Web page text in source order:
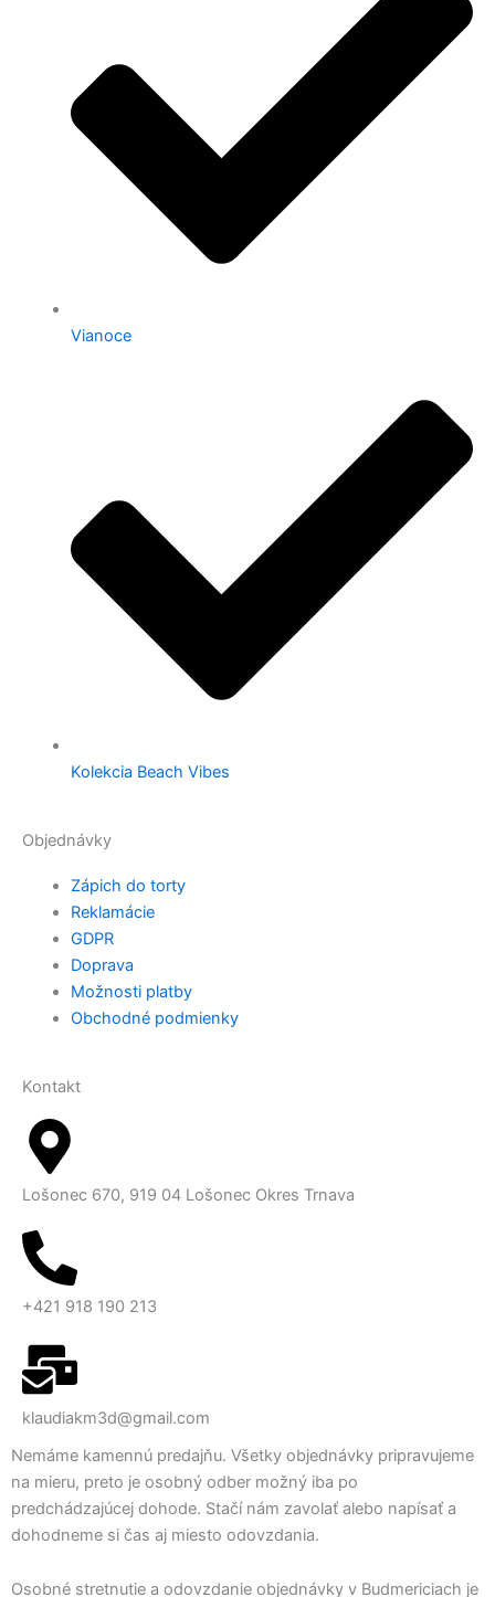
Vianoce
Kolekcia Beach Vibes
Objednávky
Zápich do torty
Reklamácie
GDPR
Doprava
Možnosti platby
Obchodné podmienky
Kontakt
Lošonec 670, 919 04 Lošonec Okres Trnava
+421 918 190 213
klaudiakm3d@gmail.com
Nemáme kamennú predajňu. Všetky objednávky pripravujeme
na mieru, preto je osobný odber možný iba po
predchádzajúcej dohode. Stačí nám zavolať alebo napísať a
dohodneme si čas aj miesto odovzdania.
Osobné stretnutie a odovzdanie objednávky v Budmericiach je